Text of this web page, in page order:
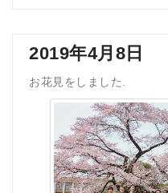
2019年4月8日
お花見をしました.